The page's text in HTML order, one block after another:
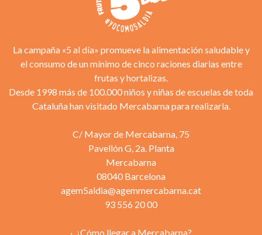
La campaña «5 al día» promueve la alimentación saludable y
el consumo de un mínimo de cinco raciones diarias entre
frutas y hortalizas.
Desde 1998 más de 100.000 niños y niñas de escuelas de toda
Cataluña han visitado Mercabarna para realizarla.
C/ Mayor de Mercabarna, 75
Pavellón G, 2a. Planta
Mercabarna
08040 Barcelona
agem5aldia@agemmercabarna.cat
93 556 20 00
¿Cómo llegar a Mercabarna?